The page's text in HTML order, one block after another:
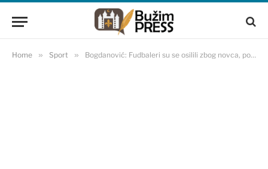
Home » Sport » Bogdanović: Fudbaleri su se osilili zbog novca, pogledajte koliko njih siluje žene